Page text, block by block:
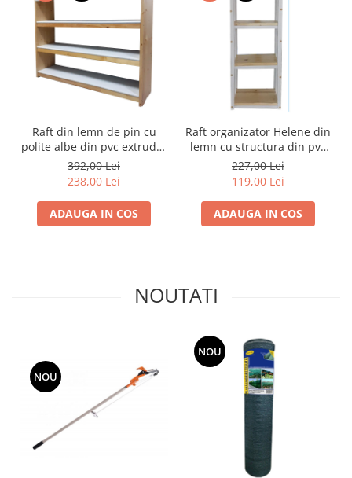
Utilaje agricole
Motocultoare
Motosape
Motocositori
Batoze
Granulatoare furaje
Mori cereale
Tocatori vegetatie
Grape
Cositori
Tocatoare agricole
Cultivatoare
Articole electrice
Raft din lemn de pin cu
polite albe din pvc extrudat
800x870x200mm(Lxhxl)
392,00 Lei
238,00 Lei
ADAUGA IN COS
Raft organizator Helene din
lemn cu structura din pvc
extrudat 840x310x220 mm
227,00 Lei
119,00 Lei
ADAUGA IN COS
NOUTATI
NOU
NOU